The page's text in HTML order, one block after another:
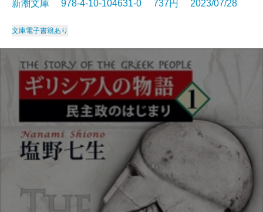
新潮文庫 978-4-10-104631-0 737円 2023/07/28
文庫電子書籍あり